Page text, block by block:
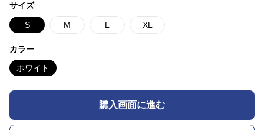
サイズ
S M L XL
カラー
ホワイト
購入画面に進む